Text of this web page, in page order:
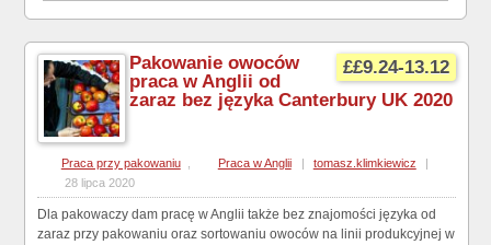
££9.24-13.12
Pakowanie owoców
praca w Anglii od
zaraz bez języka Canterbury UK 2020
Praca przy pakowaniu Praca w Anglii | tomasz.klimkiewicz
|
28 lipca 2020
Dla pakowaczy dam pracę w Anglii także bez znajomości języka od
zaraz przy pakowaniu oraz sortowaniu owoców na linii produkcyjnej w